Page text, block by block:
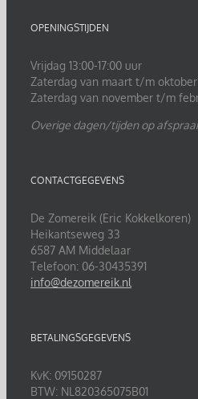
OPENINGSTIJDEN
Vrijdag 13:00-17:00 uur
Zaterdag van maart t/m oktober
Zaterdag van november t/m
Overige dagen/tijden op
CONTACTGEGEVENS
De Zomereik (Eric Kokkelkoren)
Heikantseweg 33
6587 AM Middelaar
Telefoon: 06-30435391
info@dezomereik.nl
BETALINGSGEGEVENS
KvK: 09150287
BTW: NL820365075B01